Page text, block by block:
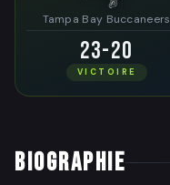
Tampa Bay Buccaneers
23-20
VICTOIRE
BIOGRAPHIE